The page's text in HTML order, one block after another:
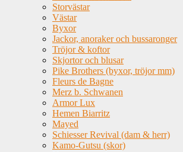
Storvästar
Västar
Byxor
Jackor, anoraker och bussaronger
Tröjor & koftor
Skjortor och blusar
Pike Brothers (byxor, tröjor mm)
Fleurs de Bagne
Merz b. Schwanen
Armor Lux
Hemen Biarritz
Mayed
Schiesser Revival (dam & herr)
Kamo-Gutsu (skor)